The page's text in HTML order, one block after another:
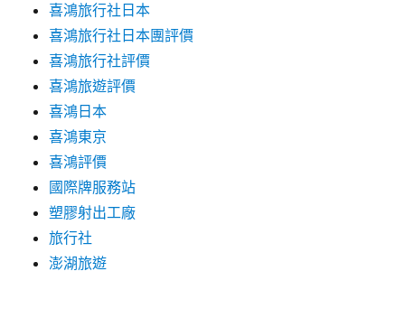
喜鴻旅行社日本
喜鴻旅行社日本團評價
喜鴻旅行社評價
喜鴻旅遊評價
喜鴻日本
喜鴻東京
喜鴻評價
國際牌服務站
塑膠射出工廠
旅行社
澎湖旅遊